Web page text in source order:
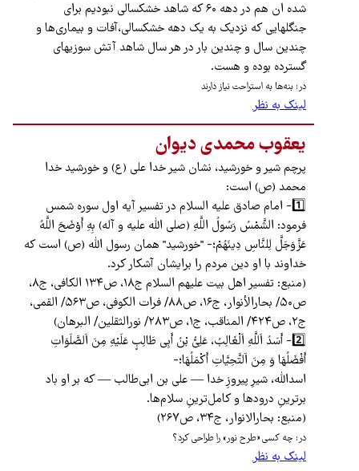
شده ان هم در دهه ۶۰ که شاهد خشکسالی نبودیم برای
جنگلهایی که نزدیک به یک دهه خشکسالی،آفات و بیماری‌ها و
چندین سال و چندین بار در هر سال شاهد آتش سوزیهای
گسترده بوده و هست.
در: بنه‌ها به استراحت نیاز دارند
لینک به نظر
یعقوب محمدی دیوان
پرچم شیر و خورشید، نشان شیر خدا علی (ع) و خورشید خدا
محمد (ص) است:
1️⃣- امام صادق علیه السلام در تفسیر آیه اول سوره شمس
فرمود: الشَّمْسُ رَسُولُ اللَّهِ (صلی الله علیه و آله) بِهِ أَوْضَحَ اللَّهُ
عَزَّ‌وَ‌جَلَّ لِلنَّاسِ دِینَهُمْ؛- "خورشید" همان رسول الله (ص) است که
خداوند با او دین مردم را برایشان آشکار کرد.
(منبع: تفسیر اهل بیت علیهم السلام ج۱۸، ص۱۳۴ الکافی، ج۸،
ص۵۰/ بحارالأنوار، ج۱۶، ص۸۸/ فرات الکوفی، ص۵۶۳/ القمی،
ج۲، ص۴۲۴/ المناقب، ج۱، ص۲۸۳/ نورالثقلین/ البرهان)
2️⃣- أَسَدُ اَللَّهِ اَلْغَالِبُ، عَلِيُّ بْنُ أَبِي طَالِبٍ عَلَيْهِ مِنَ اَلصَّلَوَاتِ
أَفْضَلُهَا وَ مِنَ اَلتَّحِيَّاتِ أَكْمَلُهَا؛-
اسدالله، شیرِ پیروزِ خدا — علی بن ابی‌طالب — که بر او باد
برترینِ درودها و کامل‌ترینِ سلام‌ها.
(منبع: بحارالانوار، ج۳۴، ص۲۶۷)
در: چه کسی «طرح نور» را طراحی کرد؟
لینک به نظر